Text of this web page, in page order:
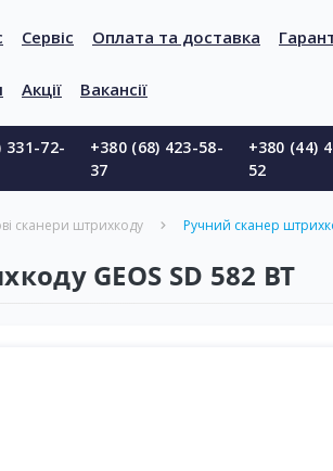
Сервіс Оплата та доставка
Акції Вакансії
331-72-
+380 (68) 423-58-
37
+380 (44)
52
сканери штрихкоду Ручний сканер
GEOS SD 582 BT